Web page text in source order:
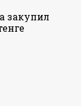
закупил